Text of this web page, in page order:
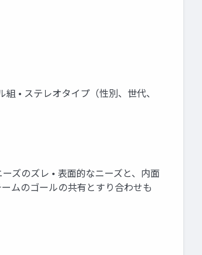
• ステレオタイプ（性別、世代、
ズのズレ • 表面的なニーズと、内面
ムのゴールの共有とすり合わせも